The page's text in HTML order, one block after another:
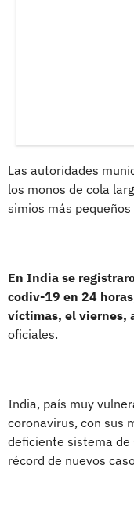
Las autoridades
los monos de cola
simios más
En India se
codiv-19 en 24
víctimas, el viernes,
oficiales.
India, país muy
coronavirus, con sus
deficiente sistema de
récord de nuevos